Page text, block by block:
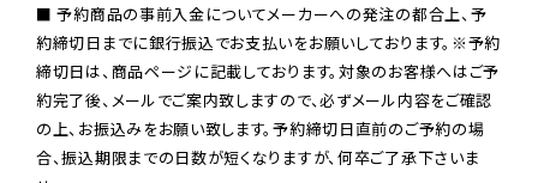
■ 予約商品の事前入金についてメーカーへの発注の都合上、予
約締切日までに銀行振込でお支払いをお願いしております。※予約
締切日は、商品ページに記載しております。対象のお客様へはご予
約完了後、メールでご案内致しますので、必ずメール内容をご確認
の上、お振込みをお願い致します。予約締切日直前のご予約の場
合、振込期限までの日数が短くなりますが、何卒ご了承下さいま